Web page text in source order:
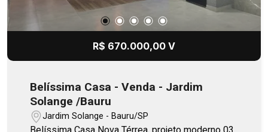
R$ 670.000,00 V
Belíssima Casa - Venda - Jardim
Solange /Bauru
Jardim Solange - Bauru/SP